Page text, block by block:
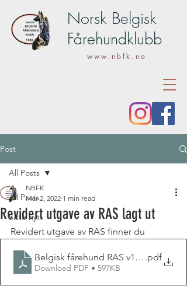
Norsk Belgisk
Fårehundklubb
www.nbfk.no
Post
All Posts
Siste nytt
All Posts
Revidert utgave av RAS lagt ut
NBFK
Mar 2, 2022 1 min read
Revidert utgave av RAS finner du
Belgisk fårehund RAS v1 2020
.pdf
Download PDF • 597KB